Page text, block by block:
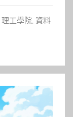
理工學院, 資料